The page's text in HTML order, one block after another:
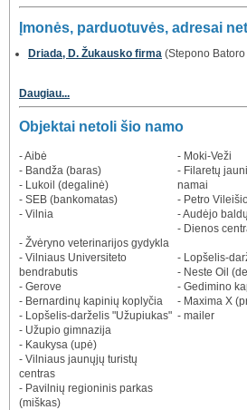
Įmonės, parduotuvės, adresai
Driada, D. Žukausko firma (Stepono
Daugiau...
Objektai netoli šio namo
- Aibė
- Bandža (baras)
- Lukoil (degalinė)
- SEB (bankomatas)
- Vilnia
- Žvėryno veterinarijos gydykla
- Vilniaus Universiteto
bendrabutis
- Gerove
- Bernardinų kapinių koplyčia
- Lopšelis-darželis "Užupiukas"
- Moki-Veži
- Filaretų
namai
- Petro
- Audėjo
- Dienos
- Lopšelis-
- Neste Oil
- Gedimino
- Maxima X
- mailer
- Užupio gimnazija
- Kaukysa (upė)
- Vilniaus jaunųjų turistų
centras
- Pavilnių regioninis parkas
(miškas)